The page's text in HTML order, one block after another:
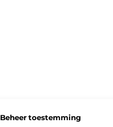
Beheer toestemming